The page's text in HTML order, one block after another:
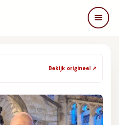
Bekijk origineel ↗